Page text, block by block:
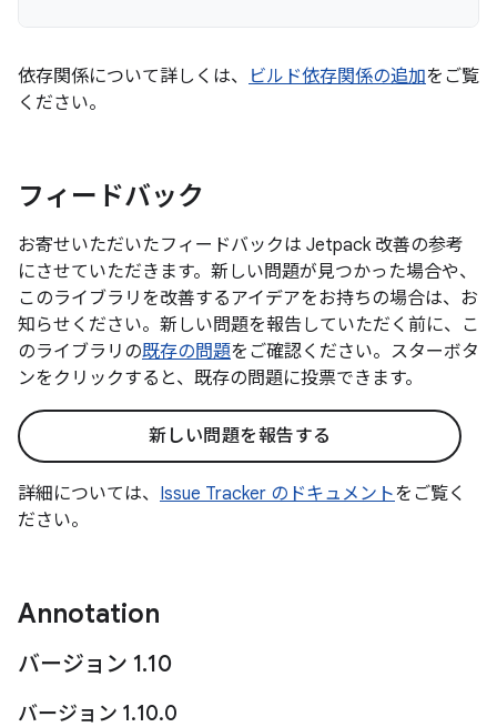
依存関係について詳しくは、 ビルド依存関係の追加をご覧
ください。
フィードバック
お寄せいただいたフィードバックは Jetpack 改善の参考
にさせていただきます。新しい問題が見つかった場合や、
このライブラリを改善するアイデアをお持ちの場合は、お
知らせください。新しい問題を報告していただく前に、こ
のライブラリの既存の問題をご確認ください。スターボタ
ンをクリックすると、既存の問題に投票できます。
新しい問題を報告する
詳細については、 Issue Tracker のドキュメントをご覧く
ださい。
Annotation
バージョン 1.10
バージョン 1.10.0